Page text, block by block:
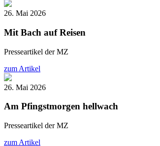
26. Mai 2026
Mit Bach auf Reisen
Presseartikel der MZ
zum Artikel
26. Mai 2026
Am Pfingstmorgen hellwach
Presseartikel der MZ
zum Artikel